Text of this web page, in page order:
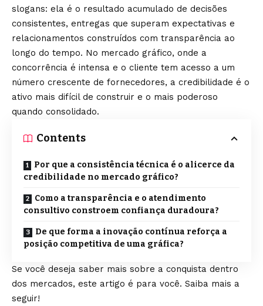
slogans: ela é o resultado acumulado de decisões
consistentes, entregas que superam expectativas e
relacionamentos construídos com transparência ao
longo do tempo. No mercado gráfico, onde a
concorrência é intensa e o cliente tem acesso a um
número crescente de fornecedores, a credibilidade é o
ativo mais difícil de construir e o mais poderoso
quando consolidado.
Contents
Por que a consistência técnica é o alicerce da
credibilidade no mercado gráfico?
Como a transparência e o atendimento
consultivo constroem confiança duradoura?
De que forma a inovação contínua reforça a
posição competitiva de uma gráfica?
Se você deseja saber mais sobre a conquista dentro
dos mercados, este artigo é para você. Saiba mais a
seguir!